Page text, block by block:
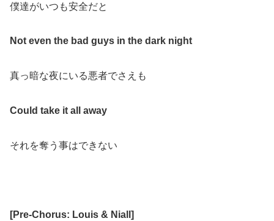
僕達がいつも安全だと
Not even the bad guys in the dark night
真っ暗な夜にいる悪者でさえも
Could take it all away
それを奪う事はできない
[Pre-Chorus: Louis & Niall ]